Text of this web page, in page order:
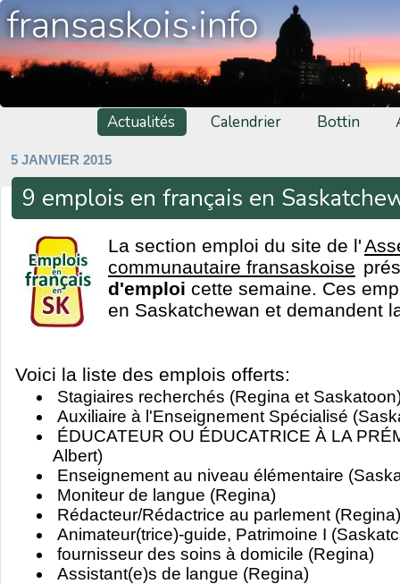
fransaskois·info
Actualités Calendrier Bottin
5 JANVIER 2015
9 emplois en français en
La section emploi du site de l'
communautaire fransaskoise
d'emploi cette semaine. Ces
en Saskatchewan et demandent
Voici la liste des emplois offerts:
Stagiaires recherchés (Regina et
Auxiliaire à l'Enseignement Spécialisé
ÉDUCATEUR OU ÉDUCATRICE À LA
Albert)
Enseignement au niveau élémentaire
Moniteur de langue (Regina)
Rédacteur/Rédactrice au parlement (Regina)
Animateur(trice)-guide, Patrimoine I
fournisseur des soins à domicile (Regina)
Assistant(e)s de langue (Regina)